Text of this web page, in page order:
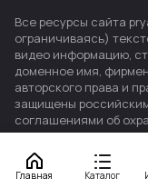
Главная Каталог
Все ресурсы сайта
ограничиваясь)
видео информацию,
доменное имя,
авторского права и
защищены
соглашениями об